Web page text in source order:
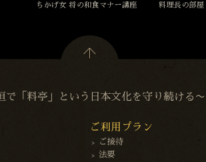
ちかげ女 将の和食マナー講座 料理長の部屋
で「料亭」という日本文化を守り続ける〜
ご利用プラン
ご接待
法要